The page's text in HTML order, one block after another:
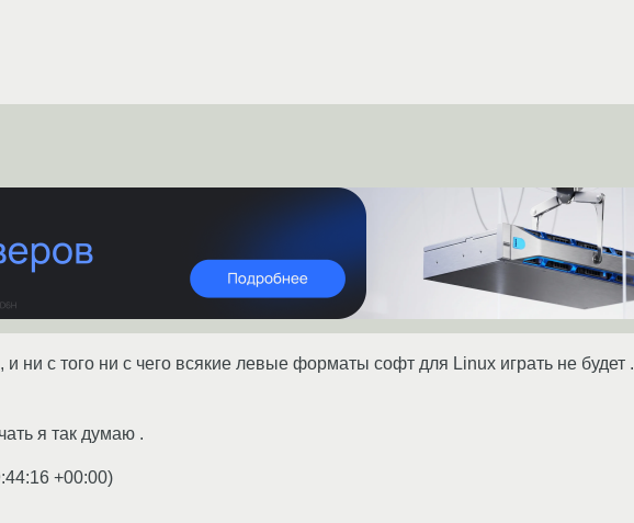
и ни с того ни с чего всякие левые форматы софт для Linux играть не будет .
я так думаю .
+00:00)